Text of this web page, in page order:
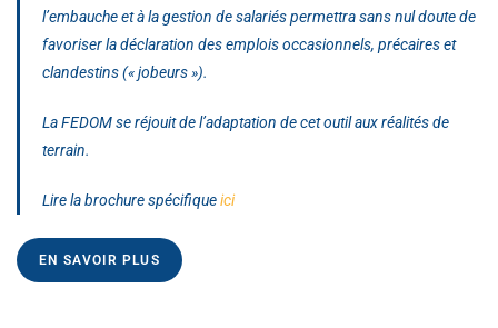
l’embauche et à la gestion de salariés permettra sans nul doute de
favoriser la déclaration des emplois occasionnels, précaires et
clandestins (« jobeurs »).
La FEDOM se réjouit de l’adaptation de cet outil aux réalités de
terrain.
Lire la brochure spécifiqueici
EN SAVOIR PLUS